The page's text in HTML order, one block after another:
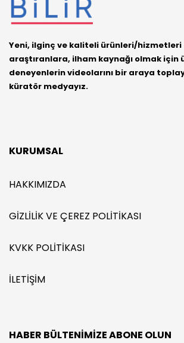
Yeni, ilginç ve kaliteli ürünleri/hizmetleri
araştıranlara, ilham kaynağı olmak için
deneyenlerin videolarını bir araya
küratör medyayız.
KURUMSAL
HAKKIMIZDA
GIZLILIK VE ÇEREZ POLITIKASI
KVKK POLITIKASI
İLETIŞIM
HABER BÜLTENIMIZE ABONE OLUN